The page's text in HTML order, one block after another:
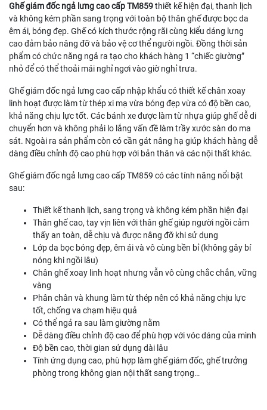
Ghế giám đốc ngả lưng cao cấp TM859thiết kế hiện đại, thanh lịch
và không kém phần sang trọng với toàn bộ thân ghế được bọc da
êm ái, bóng đẹp. Ghế có kích thước rộng rãi cùng kiểu dáng lưng
cao đảm bảo nâng đỡ và bảo vệ cơ thể người ngồi. Đồng thời sản
phẩm có chức năng ngả ra tạo cho khách hàng 1 “chiếc giường”
nhỏ để có thể thoải mái nghỉ ngơi vào giờ nghỉ trưa.
Ghế giám đốc ngả lưng cao cấp nhập khẩu có thiết kế chân xoay
linh hoạt được làm từ thép xi mạ vừa bóng đẹp vừa có độ bền cao,
khả năng chịu lực tốt. Các bánh xe được làm từ nhựa giúp ghế dễ di
chuyển hơn và không phải lo lắng vấn đề làm trầy xước sàn do ma
sát. Ngoài ra sản phẩm còn có cần gát nâng hạ giúp khách hàng dễ
dàng điều chỉnh độ cao phù hợp với bản thân và các nội thất khác.
Ghế giám đốc ngả lưng cao cấp TM859 có các tính năng nổi bật
sau:
Thiết kế thanh lịch, sang trọng và không kém phần hiện đại
Thân ghế cao, tay vịn liên với thân ghế giúp người ngồi cảm
thấy an toàn, dễ chịu và được nâng đỡ khi sử dụng
Lớp da bọc bóng đẹp, êm ái và vô cùng bền bỉ (không gây bí
nóng khi ngồi lâu)
Chân ghế xoay linh hoạt nhưng vẫn vô cùng chắc chắn, vững
vàng
Phân chân và khung làm từ thép nên có khả năng chịu lực
tốt, chống va chạm hiệu quả
Có thể ngả ra sau làm giường nằm
Dễ dàng điều chỉnh độ cao để phù hợp với vóc dáng của mình
Độ bền cao, thời gian sử dụng dài lâu
Tính ứng dụng cao, phù hợp làm ghế giám đốc, ghế trưởng
phòng trong không gian nội thất sang trọng…